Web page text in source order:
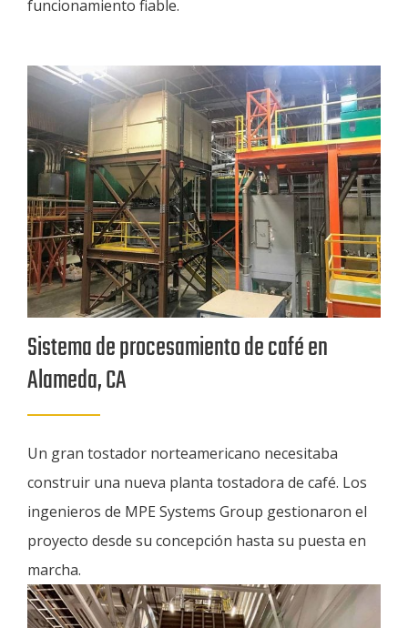
funcionamiento fiable.
Sistema de procesamiento de café en
Alameda, CA
Un gran tostador norteamericano necesitaba
construir una nueva planta tostadora de café. Los
ingenieros de MPE Systems Group gestionaron el
proyecto desde su concepción hasta su puesta en
marcha.